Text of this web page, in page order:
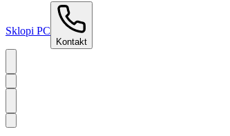
Sklopi PC
Kontakt